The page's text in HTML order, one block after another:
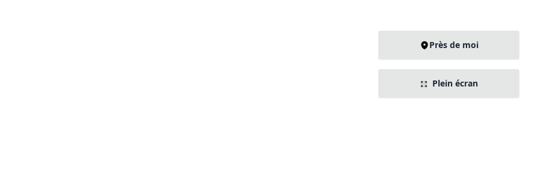
Près de moi
Plein écran